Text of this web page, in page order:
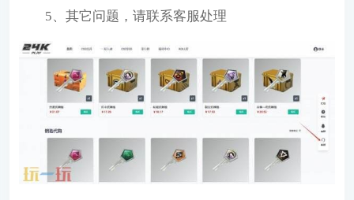
5、其它问题，请联系客服处理